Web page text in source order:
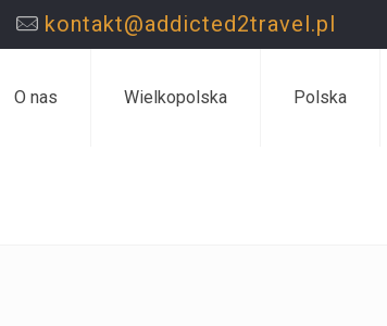
kontakt@addicted2travel.pl
O nas Wielkopolska Polska